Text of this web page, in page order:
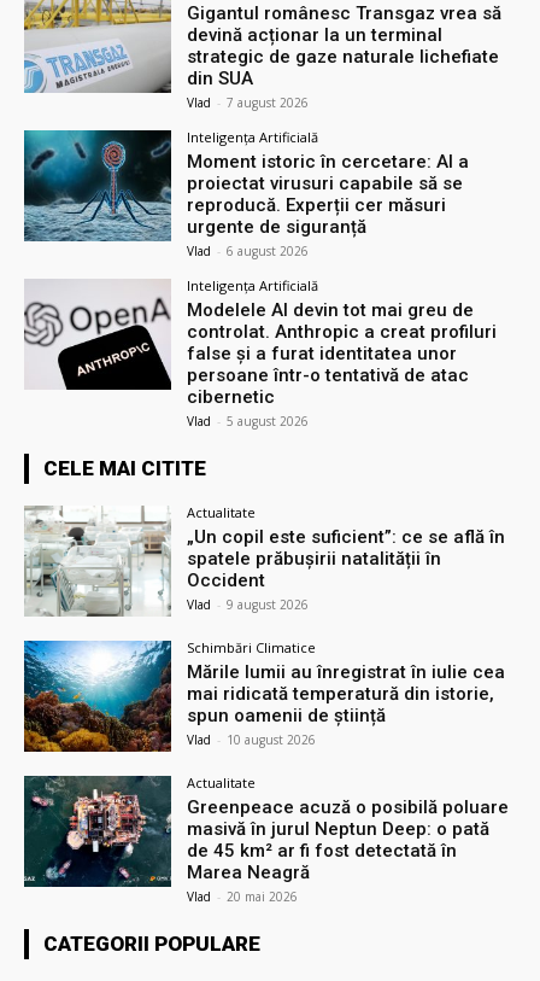
Gigantul românesc Transgaz vrea să
devină acționar la un terminal
strategic de gaze naturale lichefiate
din SUA
Vlad - 7 august 2026
Inteligența Artificială
Moment istoric în cercetare: AI a
proiectat virusuri capabile să se
reproducă. Experții cer măsuri
urgente de siguranță
Vlad - 6 august 2026
Inteligența Artificială
Modelele AI devin tot mai greu de
controlat. Anthropic a creat profiluri
false și a furat identitatea unor
persoane într-o tentativă de atac
cibernetic
Vlad - 5 august 2026
CELE MAI CITITE
Actualitate
„Un copil este suficient”: ce se află în
spatele prăbușirii natalității în
Occident
Vlad - 9 august 2026
Schimbări Climatice
Mările lumii au înregistrat în iulie cea
mai ridicată temperatură din istorie,
spun oamenii de știință
Vlad - 10 august 2026
Actualitate
Greenpeace acuză o posibilă poluare
masivă în jurul Neptun Deep: o pată
de 45 km² ar fi fost detectată în
Marea Neagră
Vlad - 20 mai 2026
CATEGORII POPULARE